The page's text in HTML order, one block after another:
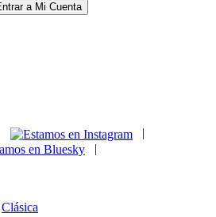
a Mi Cuenta
|
Clásica